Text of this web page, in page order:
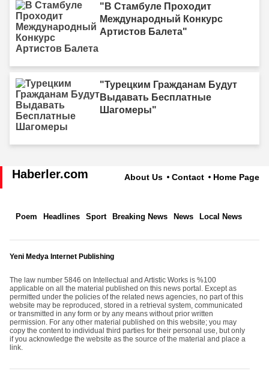
"В Стамбуле Проходит
Международный Конкурс
Артистов Балета"
"Турецким Гражданам Будут
Выдавать Бесплатные
Шагомеры"
Haberler.com About Us Contact Home Page
Poem Headlines Sport Breaking News News Local News
Yeni Medya Internet Publishing
The law number 5846 on Intellectual and Artistic Works is %100
applicable on all the material published on this news portal. Except as
permitted under the policies of the related news agencies, no part of this
website may be reproduced, stored in a retrieval system, communicated
or transmitted in any form or by any means without prior written
permission. For any other material published on this website; you may
copy the content to individual third parties for their personal use, but only
if you acknowledge the website as the source of the material and place a
link.